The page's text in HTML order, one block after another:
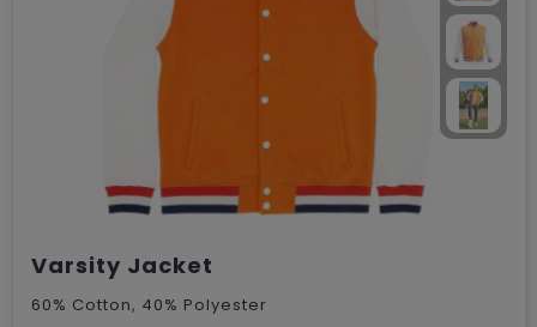
Varsity Jacket
60% Cotton, 40% Polyester